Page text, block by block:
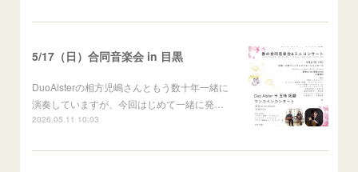
5/17（日）合同音楽会 in 目黒
DuoAlsterの相方児嶋さんともう数十年一緒に
演奏していますが、今回はじめて一緒に発…
2026.05.11 10:03